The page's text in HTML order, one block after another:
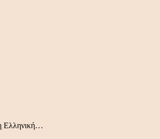
Ελληνική…